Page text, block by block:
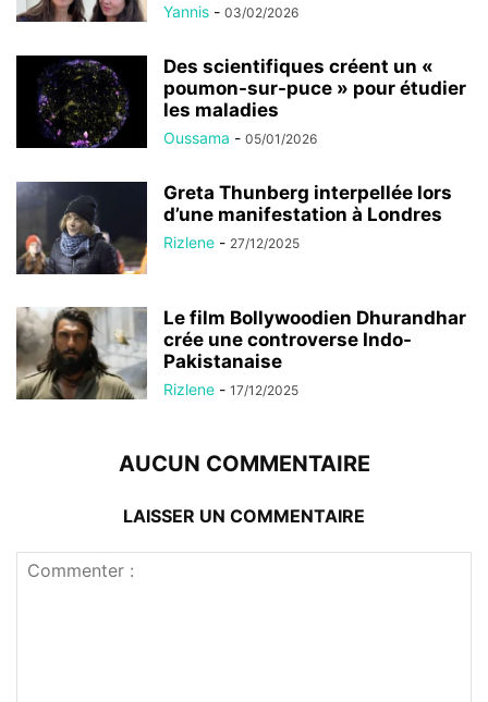
Yannis - 03/02/2026
Des scientifiques créent un «
poumon-sur-puce » pour étudier
les maladies
Oussama - 05/01/2026
Greta Thunberg interpellée lors
d’une manifestation à Londres
Rizlene - 27/12/2025
Le film Bollywoodien Dhurandhar
crée une controverse Indo-
Pakistanaise
Rizlene - 17/12/2025
AUCUN COMMENTAIRE
LAISSER UN COMMENTAIRE